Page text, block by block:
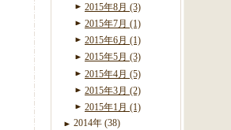
2015年8月 (3)
2015年7月 (1)
2015年6月 (1)
2015年5月 (3)
2015年4月 (5)
2015年3月 (2)
2015年1月 (1)
2014年 (38)